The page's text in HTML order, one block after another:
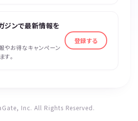
ジンで最新情報を
やお得なキャンペーン
す。
登録する
Inc. All Rights Reserved.